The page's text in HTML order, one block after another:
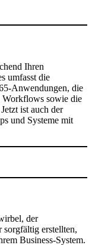
Ihren
umfasst die
Anwendungen, die
Workflows sowie die
ist auch der
und Systeme mit
der
sorgfältig erstellten,
Business-System.